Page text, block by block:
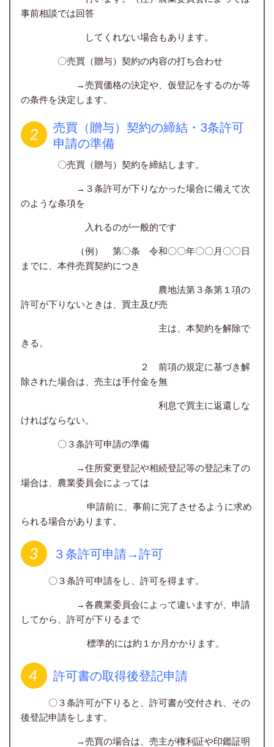
事前相談では回答
してくれない場合もあります。
〇売買（贈与）契約の内容の打ち合わせ
→売買価格の決定や、仮登記をするのか等
の条件を決定します。
売買（贈与）契約の締結・3条許可
申請の準備
〇売買（贈与）契約を締結します。
→３条許可が下りなかった場合に備えて次
のような条項を
入れるのが一般的です
（例） 第〇条 令和〇〇年〇〇月〇〇日
までに、本件売買契約につき
農地法第３条第１項の
許可が下りないときは、買主及び売
主は、本契約を解除で
きる。
２ 前項の規定に基づき解
除された場合は、売主は手付金を無
利息で買主に返還しな
ければならない。
〇３条許可申請の準備
→住所変更登記や相続登記等の登記未了の
場合は、農業委員会によっては
申請前に、事前に完了させるように求め
られる場合があります。
３条許可申請→許可
〇３条許可申請をし、許可を得ます。
→各農業委員会によって違いますが、申請
してから、許可が下りるまで
標準的には約１か月かかります。
許可書の取得後登記申請
〇３条許可が下りると、許可書が交付され、その
後登記申請をします。
→売買の場合は、売主が権利証や印鑑証明